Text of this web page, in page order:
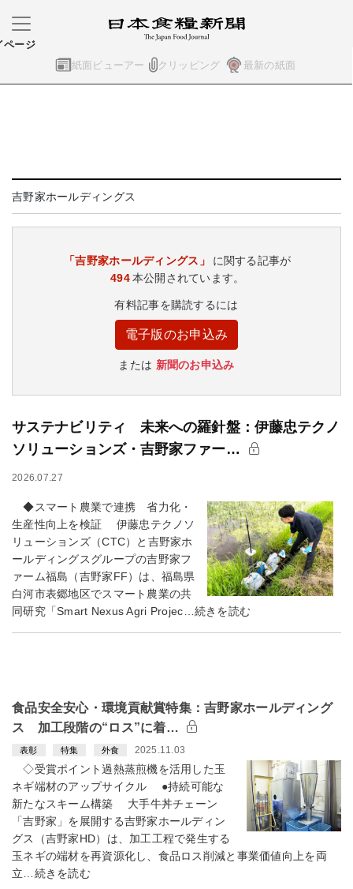
紙面ビューアー クリッピング 最新の紙面
ページ
吉野家ホールディングス
「吉野家ホールディングス」
に関する記事が
494本公開されています。
有料記事を購読するには
電子版のお申込み
または 新聞のお申込み
サステナビリティ 未来への羅針盤：伊藤忠テクノ
ソリューションズ・吉野家ファー…
2026.07.27
◆スマート農業で連携 省力化・
生産性向上を検証 伊藤忠テクノソ
リューションズ（CTC）と吉野家ホ
ールディングスグループの吉野家フ
ァーム福島（吉野家FF）は、福島県
白河市表郷地区でスマート農業の共
同研究「Smart Nexus Agri Projec…続きを読む
食品安全安心・環境貢献賞特集：吉野家ホールディング
ス 加工段階の“ロス”に着…
表彰 特集 外食 2025.11.03
◇受賞ポイント過熱蒸煎機を活用した玉
ネギ端材のアップサイクル ●持続可能な
新たなスキーム構築 大手牛丼チェーン
「吉野家」を展開する吉野家ホールディン
グス（吉野家HD）は、加工工程で発生する
玉ネギの端材を再資源化し、食品ロス削減と事業価値向上を両
立…続きを読む